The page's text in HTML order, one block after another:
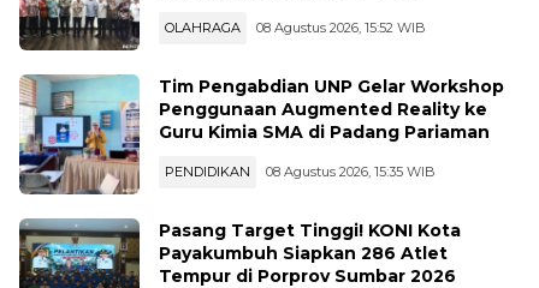
OLAHRAGA 08 Agustus 2026, 15:52 WIB
Tim Pengabdian UNP Gelar Workshop
Penggunaan Augmented Reality ke
Guru Kimia SMA di Padang Pariaman
PENDIDIKAN 08 Agustus 2026, 15:35 WIB
Pasang Target Tinggi! KONI Kota
Payakumbuh Siapkan 286 Atlet
Tempur di Porprov Sumbar 2026